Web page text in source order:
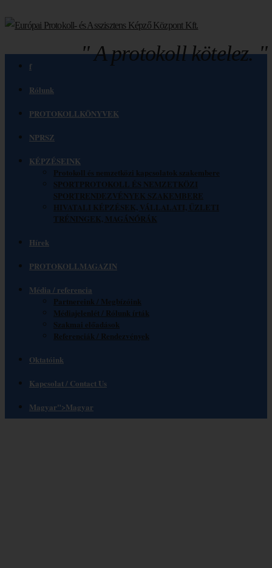
" A protokoll kötelez. "
f
Rólunk
PROTOKOLLKÖNYVEK
NPRSZ
KÉPZÉSEINK
Protokoll és nemzetközi kapcsolatok szakembere
SPORTPROTOKOLL ÉS NEMZETKÖZI
SPORTRENDEZVÉNYEK SZAKEMBERE
HIVATALI KÉPZÉSEK, VÁLLALATI, ÜZLETI
TRÉNINGEK, MAGÁNÓRÁK
Hírek
PROTOKOLLMAGAZIN
Média / referencia
Partnereink / Megbízóink
Médiajelenlét / Rólunk írták
Szakmai előadások
Referenciák / Rendezvények
Oktatóink
Kapcsolat / Contact Us
Magyar">Magyar